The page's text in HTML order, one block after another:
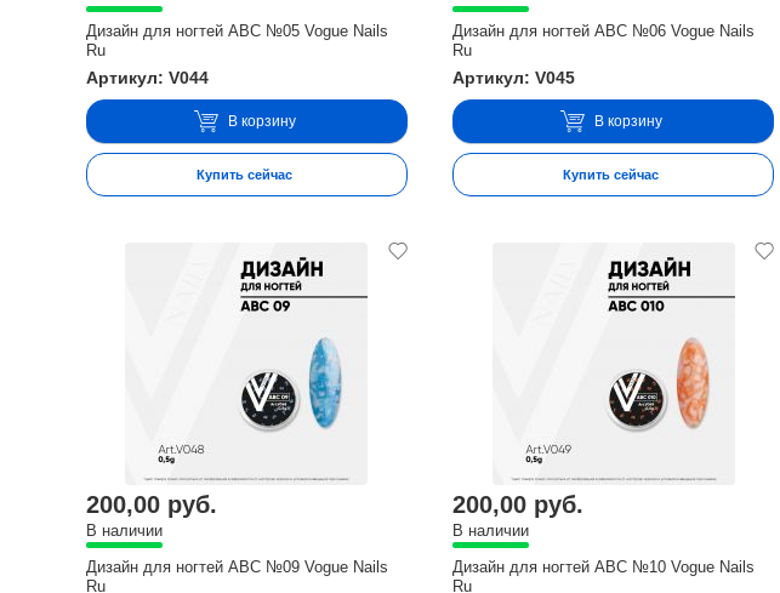
Дизайн для ногтей ABC №05 Vogue Nails
Ru
Артикул: V044
В корзину
Купить сейчас
Дизайн для ногтей ABC №06 Vogue Nails
Ru
Артикул: V045
В корзину
Купить сейчас
200,00 руб.
В наличии
Дизайн для ногтей ABC №09 Vogue Nails
Ru
200,00 руб.
В наличии
Дизайн для ногтей ABC №10 Vogue Nails
Ru